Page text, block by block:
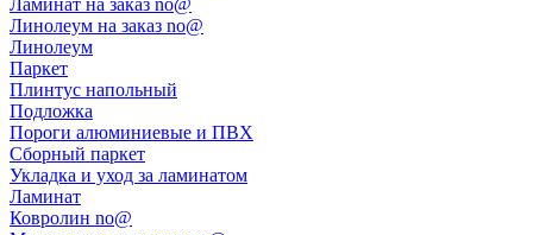
Ламинат на заказ no@
Линолеум на заказ no@
Линолеум
Паркет
Плинтус напольный
Подложка
Пороги алюминиевые и ПВХ
Сборный паркет
Укладка и уход за ламинатом
Ламинат
Ковролин no@